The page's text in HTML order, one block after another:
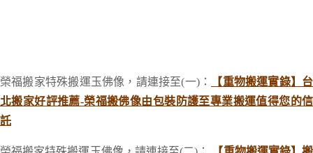
榮福搬家特殊搬運玉佛像，請連接至(一)：
【重物搬運實錄】台
北搬家好評推薦-榮福搬佛像由包裝防護至專業搬運值得您的信
託